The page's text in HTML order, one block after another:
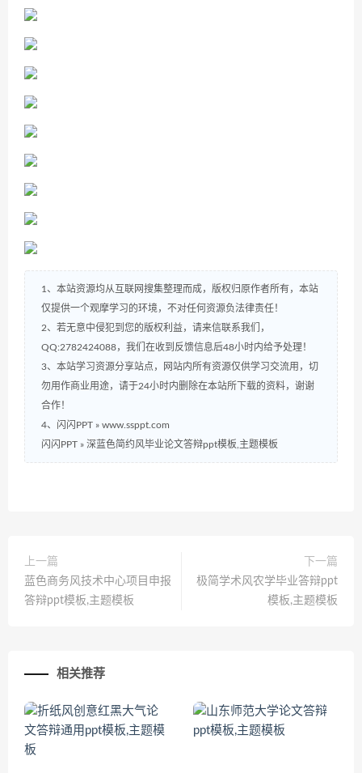
1、本站资源均从互联网搜集整理而成，版权归原作者所有，本站
仅提供一个观摩学习的环境，不对任何资源负法律责任！
2、若无意中侵犯到您的版权利益，请来信联系我们，
QQ:2782424088，我们在收到反馈信息后48小时内给予处理！
3、本站学习资源分享站点，网站内所有资源仅供学习交流用，切
勿用作商业用途，请于24小时内删除在本站所下载的资料，谢谢
合作！
4、闪闪PPT » www.ssppt.com
闪闪PPT » 深蓝色简约风毕业论文答辩ppt模板,主题模板
上一篇
蓝色商务风技术中心项目申报
答辩ppt模板,主题模板
下一篇
极简学术风农学毕业答辩ppt
模板,主题模板
相关推荐